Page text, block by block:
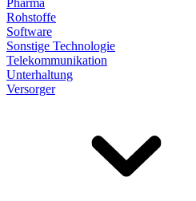
Pharma
Rohstoffe
Software
Sonstige Technologie
Telekommunikation
Unterhaltung
Versorger